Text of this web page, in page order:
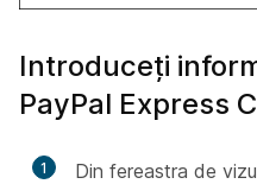
Introduceți
PayPal Express
1
Din fereastra de